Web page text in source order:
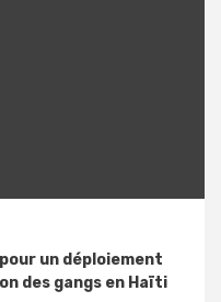
un déploiement
des gangs en Haïti